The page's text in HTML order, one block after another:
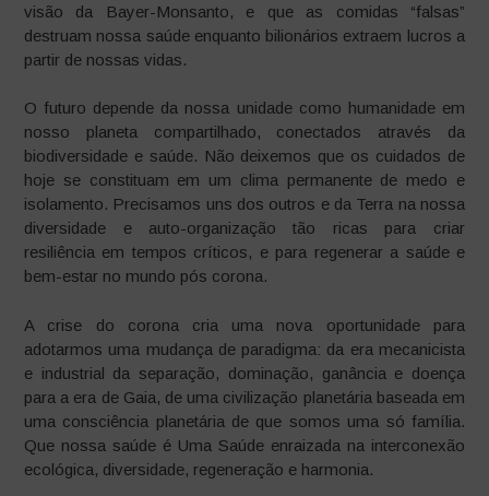
visão da Bayer-Monsanto, e que as comidas “falsas”
destruam nossa saúde enquanto bilionários extraem lucros a
partir de nossas vidas.
O futuro depende da nossa unidade como humanidade em
nosso planeta compartilhado, conectados através da
biodiversidade e saúde. Não deixemos que os cuidados de
hoje se constituam em um clima permanente de medo e
isolamento. Precisamos uns dos outros e da Terra na nossa
diversidade e auto-organização tão ricas para criar
resiliência em tempos críticos, e para regenerar a saúde e
bem-estar no mundo pós corona.
A crise do corona cria uma nova oportunidade para
adotarmos uma mudança de paradigma: da era mecanicista
e industrial da separação, dominação, ganância e doença
para a era de Gaia, de uma civilização planetária baseada em
uma consciência planetária de que somos uma só família.
Que nossa saúde é Uma Saúde enraizada na interconexão
ecológica, diversidade, regeneração e harmonia.